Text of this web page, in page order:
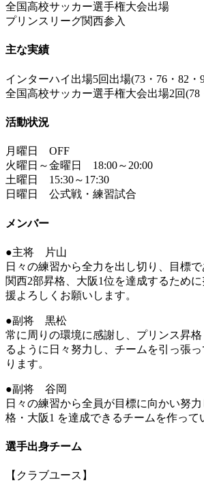
全国高校サッカー選手権大会出場
プリンスリーグ関西参入
主な実績
インターハイ出場5回出場(73・76・82・
全国高校サッカー選手権大会出場2回(78
活動状況
月曜日 OFF
火曜日～金曜日 18:00～20:00
土曜日 15:30～17:30
日曜日 公式戦・練習試合
メンバー
●主将 片山
日々の練習から全力を出し切り、目標
関西2部昇格、大阪1位を達成するため
援よろしくお願いします。
●副将 黒松
常に周りの環境に感謝し、プリンス昇
るように日々努力し、チームを引っ張
ります。
●副将 谷岡
日々の練習から全員が目標に向かい努
格・大阪1 を達成できるチームを作って
選手出身チーム
【クラブユース】